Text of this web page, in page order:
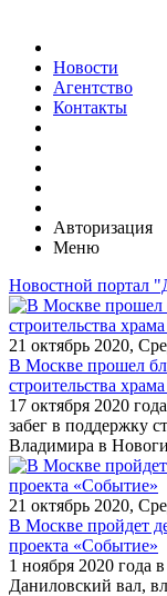
Новости
Агентство
Контакты
Авторизация
Меню
Новостной портал
21 октябрь 2020,
В Москве прошел
строительства
17 октября 2020
забег в поддержку
Владимира в
21 октябрь 2020,
В Москве пройдет
проекта «Событие»
1 ноября 2020 года
Даниловский вал,